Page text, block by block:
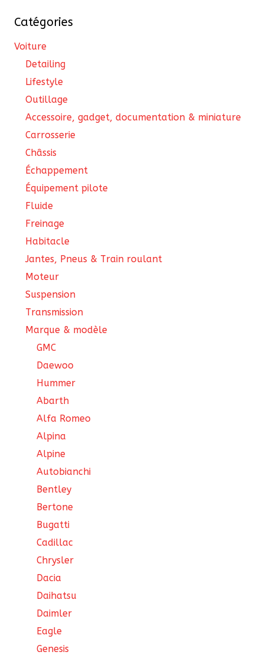
Catégories
Voiture
Detailing
Lifestyle
Outillage
Accessoire, gadget, documentation & miniature
Carrosserie
Châssis
Échappement
Équipement pilote
Fluide
Freinage
Habitacle
Jantes, Pneus & Train roulant
Moteur
Suspension
Transmission
Marque & modèle
GMC
Daewoo
Hummer
Abarth
Alfa Romeo
Alpina
Alpine
Autobianchi
Bentley
Bertone
Bugatti
Cadillac
Chrysler
Dacia
Daihatsu
Daimler
Eagle
Genesis